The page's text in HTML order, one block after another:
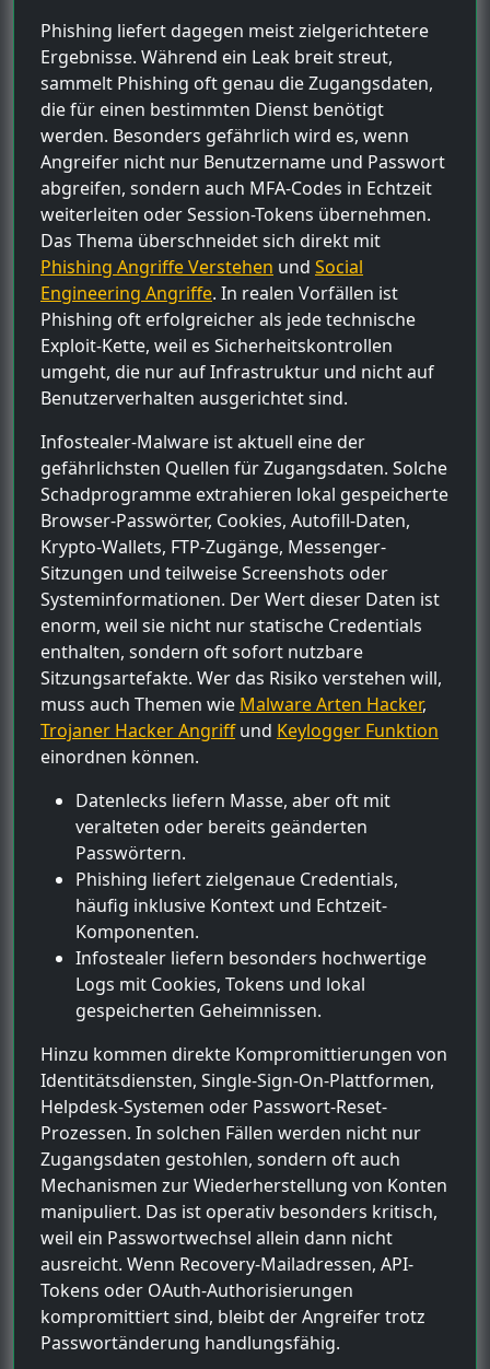
Phishing liefert dagegen meist zielgerichtetere
Ergebnisse. Während ein Leak breit streut,
sammelt Phishing oft genau die Zugangsdaten,
die für einen bestimmten Dienst benötigt
werden. Besonders gefährlich wird es, wenn
Angreifer nicht nur Benutzername und Passwort
abgreifen, sondern auch MFA-Codes in Echtzeit
weiterleiten oder Session-Tokens übernehmen.
Das Thema überschneidet sich direkt mit
Phishing Angriffe Verstehen und Social
Engineering Angriffe. In realen Vorfällen ist
Phishing oft erfolgreicher als jede technische
Exploit-Kette, weil es Sicherheitskontrollen
umgeht, die nur auf Infrastruktur und nicht auf
Benutzerverhalten ausgerichtet sind.
Infostealer-Malware ist aktuell eine der
gefährlichsten Quellen für Zugangsdaten. Solche
Schadprogramme extrahieren lokal gespeicherte
Browser-Passwörter, Cookies, Autofill-Daten,
Krypto-Wallets, FTP-Zugänge, Messenger-
Sitzungen und teilweise Screenshots oder
Systeminformationen. Der Wert dieser Daten ist
enorm, weil sie nicht nur statische Credentials
enthalten, sondern oft sofort nutzbare
Sitzungsartefakte. Wer das Risiko verstehen will,
muss auch Themen wie Malware Arten Hacker,
Trojaner Hacker Angriffund Keylogger Funktion
einordnen können.
Datenlecks liefern Masse, aber oft mit
veralteten oder bereits geänderten
Passwörtern.
Phishing liefert zielgenaue Credentials,
häufig inklusive Kontext und Echtzeit-
Komponenten.
Infostealer liefern besonders hochwertige
Logs mit Cookies, Tokens und lokal
gespeicherten Geheimnissen.
Hinzu kommen direkte Kompromittierungen von
Identitätsdiensten, Single-Sign-On-Plattformen,
Helpdesk-Systemen oder Passwort-Reset-
Prozessen. In solchen Fällen werden nicht nur
Zugangsdaten gestohlen, sondern oft auch
Mechanismen zur Wiederherstellung von Konten
manipuliert. Das ist operativ besonders kritisch,
weil ein Passwortwechsel allein dann nicht
ausreicht. Wenn Recovery-Mailadressen, API-
Tokens oder OAuth-Authorisierungen
kompromittiert sind, bleibt der Angreifer trotz
Passwortänderung handlungsfähig.